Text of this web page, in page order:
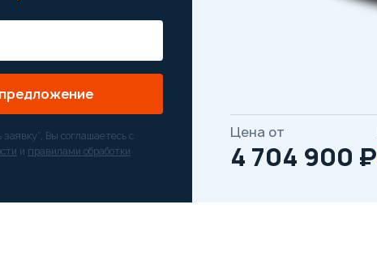
Вы соглашаетесь с
и правилами обработки
Цена от
4 704 900 ₽